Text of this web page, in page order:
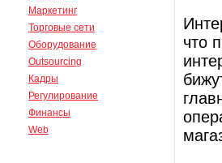
Маркетинг
Торговые сети
Оборудование
Outsourcing
Кадры
Регулирование
Финансы
Web
что